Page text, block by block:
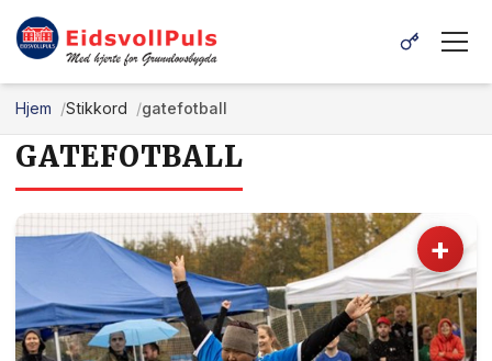
Hjem Stikkord gatefotball
GATEFOTBALL
+